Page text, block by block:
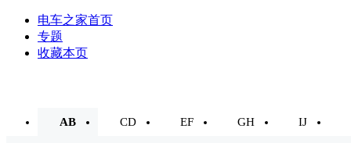
电车之家首页
专题
收藏本页
AB CD EF GH IJ